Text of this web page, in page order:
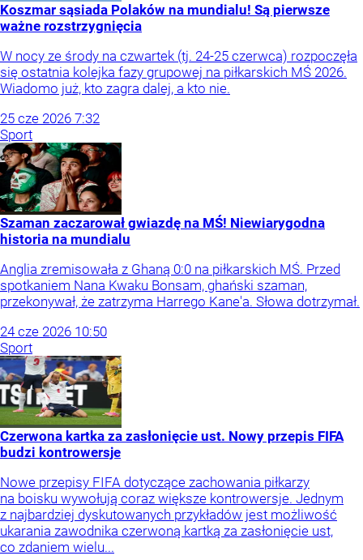
Koszmar sąsiada Polaków na mundialu! Są pierwsze
ważne rozstrzygnięcia
W nocy ze środy na czwartek (tj. 24-25 czerwca) rozpoczęła
się ostatnia kolejka fazy grupowej na piłkarskich MŚ 2026.
Wiadomo już, kto zagra dalej, a kto nie.
25 cze 2026 7:32
Sport
Szaman zaczarował gwiazdę na MŚ! Niewiarygodna
historia na mundialu
Anglia zremisowała z Ghaną 0:0 na piłkarskich MŚ. Przed
spotkaniem Nana Kwaku Bonsam, ghański szaman,
przekonywał, że zatrzyma Harrego Kane'a. Słowa dotrzymał.
24 cze 2026 10:50
Sport
Czerwona kartka za zasłonięcie ust. Nowy przepis FIFA
budzi kontrowersje
Nowe przepisy FIFA dotyczące zachowania piłkarzy
na boisku wywołują coraz większe kontrowersje. Jednym
z najbardziej dyskutowanych przykładów jest możliwość
ukarania zawodnika czerwoną kartką za zasłonięcie ust,
co zdaniem wielu...